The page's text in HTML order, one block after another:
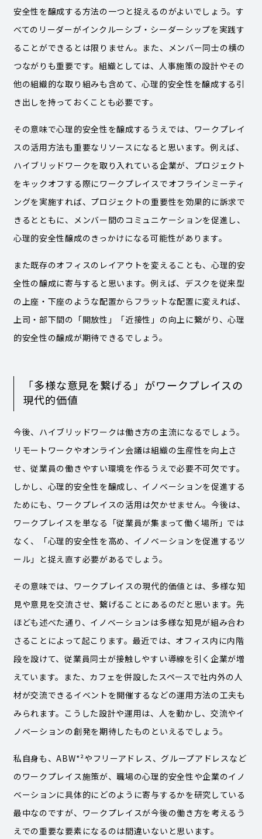
安全性を醸成する方法の一つと捉えるのがよいでしょう。す
べてのリーダーがインクルーシブ・シーダーシップを実践す
ることができるとは限りません。また、メンバー同士の横の
つながりも重要です。組織としては、人事施策の設計やその
他の組織的な取り組みも含めて、心理的安全性を醸成する引
き出しを持っておくことも必要です。
その意味で心理的安全性を醸成するうえでは、ワークプレイ
スの活用方法も重要なリソースになると思います。例えば、
ハイブリッドワークを取り入れている企業が、プロジェクト
をキックオフする際にワークプレイスでオフラインミーティ
ングを実施すれば、プロジェクトの重要性を効果的に訴求で
きるとともに、メンバー間のコミュニケーションを促進し、
心理的安全性醸成のきっかけになる可能性があります。
また既存のオフィスのレイアウトを変えることも、心理的安
全性の醸成に寄与すると思います。例えば、デスクを従来型
の上座・下座のような配置からフラットな配置に変えれば、
上司・部下間の「開放性」「近接性」の向上に繋がり、心理
的安全性の醸成が期待できるでしょう。
「多様な意見を繋げる」がワークプレイスの
現代的価値
今後、ハイブリッドワークは働き方の主流になるでしょう。
リモートワークやオンライン会議は組織の生産性を向上さ
せ、従業員の働きやすい環境を作るうえで必要不可欠です。
しかし、心理的安全性を醸成し、イノベーションを促進する
ためにも、ワークプレイスの活用は欠かせません。今後は、
ワークプレイスを単なる「従業員が集まって働く場所」では
なく、「心理的安全性を高め、イノベーションを促進するツ
ール」と捉え直す必要があるでしょう。
その意味では、ワークプレイスの現代的価値とは、多様な知
見や意見を交流させ、繋げることにあるのだと思います。先
ほども述べた通り、イノベーションは多様な知見が組み合わ
さることによって起こります。最近では、オフィス内に内階
段を設けて、従業員同士が接触しやすい導線を引く企業が増
えています。また、カフェを併設したスペースで社内外の人
材が交流できるイベントを開催するなどの運用方法の工夫も
みられます。こうした設計や運用は、人を動かし、交流やイ
ノベーションの創発を期待したものといえるでしょう。
私自身も、ABW*²やフリーアドレス、グループアドレスなど
のワークプレイス施策が、職場の心理的安全性や企業のイノ
ベーションに具体的にどのように寄与するかを研究している
最中なのですが、ワークプレイスが今後の働き方を考えるう
えでの重要な要素になるのは間違いないと思います。